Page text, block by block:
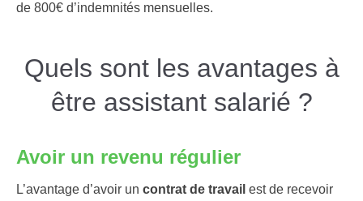
de 800€ d’indemnités mensuelles.
Quels sont les avantages à
être assistant salarié ?
Avoir un revenu régulier
L’avantage d’avoir un contrat de travail est de recevoir